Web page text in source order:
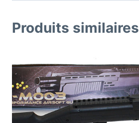
Produits similaires